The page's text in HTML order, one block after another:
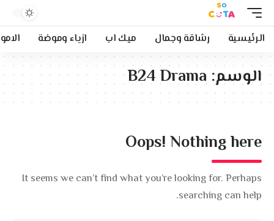
الرئيسية رشاقة وجمال ميك اب ازياء وموضة
الوسم: B24 Drama
Oops! Nothing here
It seems we can’t find what you’re looking for. Perhaps
searching can help.